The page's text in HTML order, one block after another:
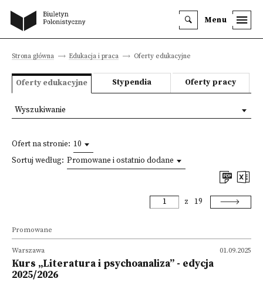
Menu
Strona główna Edukacja i praca Oferty edukacyjne
Oferty edukacyjne Stypendia Oferty pracy
Ofert na stronie: 10
Sortuj według: Promowane i ostatnio dodane
z 19
Promowane
01.09.2025
Warszawa
Kurs „Literatura i psychoanaliza” - edycja
2025/2026
Wyszukiwanie